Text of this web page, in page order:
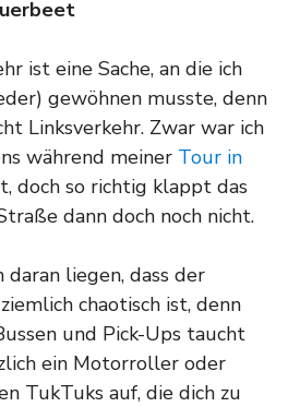
ist eine Sache, an die ich
gewöhnen musste, denn
Linksverkehr. Zwar war ich
während meiner Tour in
doch so richtig klappt das
dann doch noch nicht.
daran liegen, dass der
chaotisch ist, denn
und Pick-Ups taucht
ein Motorroller oder
TukTuks auf, die dich zu